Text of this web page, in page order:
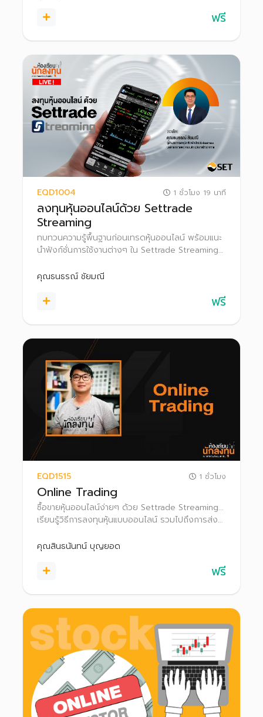
ฟรี
EQD1004 1 ชั่วโมง 19 นาที
ลงทุนหุ้นออนไลน์ด้วย Settrade
Streaming
ทบทวนความรู้พื้นฐานก่อนเทรดหุ้นออนไลน์ พร้อมแนะ
นำฟังก์ชั่นการใช้งานต่างๆ ใน Settrade Streaming
คุณธนธรณ์ ชัยมณี
ฟรี
EQD1515 1 ชั่วโมง
Online Trading
ซื้อขายหุ้นออนไลน์ง่ายๆ ด้วย Settrade Streaming...
เรียนรู้วิธีการลงทุนหุ้นแบบออนไลน์ รวมไปถึงการส่ง
Streaming เพื่อใช้เป็นตัวช่วยในการลงทุน
คุณสินธนันทน์ บุญยอด
ฟรี